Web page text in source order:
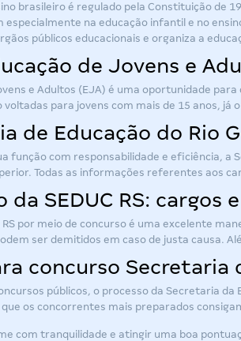
brasileiro é regulado pela Constituição de
especialmente na educação infantil e no
públicos educacionais e organiza a
de Jovens e
e Adultos (EJA) é uma oportunidade
para jovens com mais de 15 anos, já
de Educação do Rio
função com responsabilidade e eficiência, a
Todas as informações referentes aos
da SEDUC RS: cargos
RS por meio de concurso é uma excelente
ser demitidos em caso de justa causa.
concurso Secretaria
públicos, o processo da Secretaria
os concorrentes mais preparados
com tranquilidade e atingir uma boa